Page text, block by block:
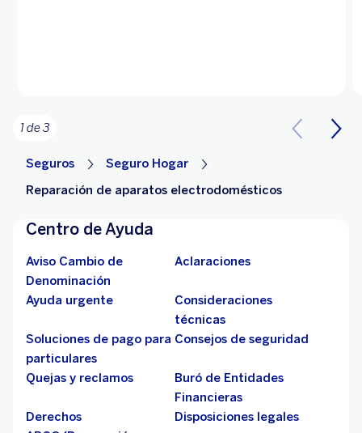
1 de 3
Seguros
Seguro Hogar
Reparación de aparatos electrodomésticos
Centro de Ayuda
Aviso Cambio de
Denominación
Aclaraciones
Ayuda urgente
Consideraciones
técnicas
Soluciones de pago para
particulares
Consejos de seguridad
Quejas y reclamos
Buró de Entidades
Financieras
Derechos
Disposiciones legales